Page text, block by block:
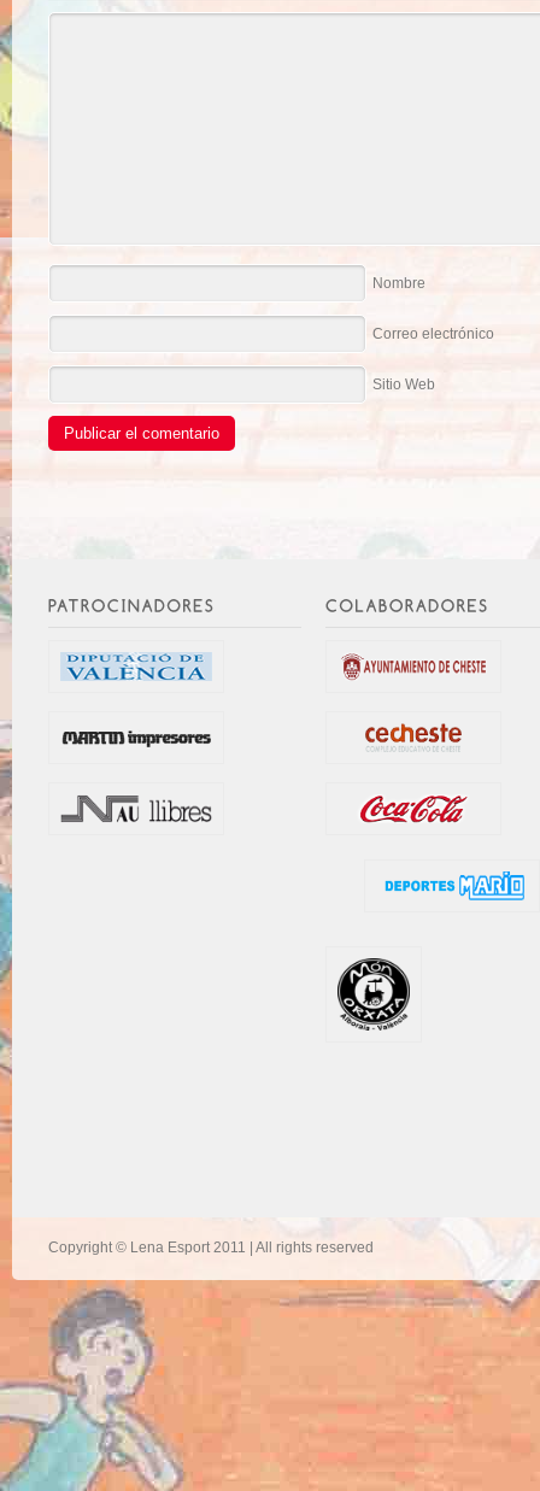
Nombre
Correo electrónico
Sitio Web
Copyright © Lena Esport 2011 | All rights reserved